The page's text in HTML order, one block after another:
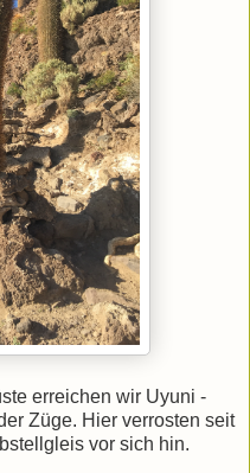
erreichen wir Uyuni -
Züge. Hier verrosten seit
vor sich hin.